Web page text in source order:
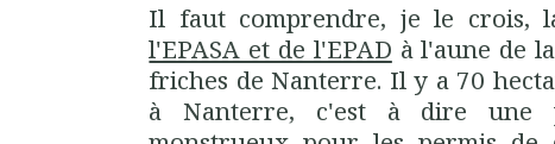
Il faut comprendre, je le crois,
l'EPASA et de l'EPAD à l'aune de
friches de Nanterre. Il y a 70
à Nanterre, c'est à dire une